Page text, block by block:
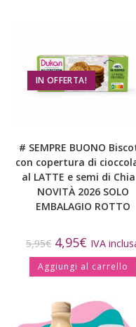
IN OFFERTA!
# SEMPRE BUONO
con copertura di
al LATTE e semi di
NOVITÀ 2026 SOLO
EMBALAGIO ROTTO
5,95€ 4,95€ IVA
Aggiungi al carrello